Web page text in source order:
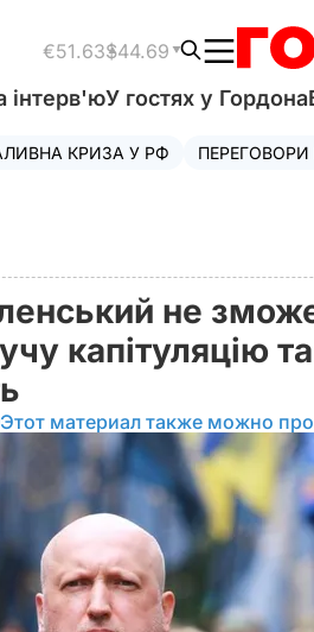
€51.63$44.69
інтерв'юУ гостях у Гордона
КРИЗА У РФ ПЕРЕГОВОРИ
не
капітуляцію
Этот материал также можно